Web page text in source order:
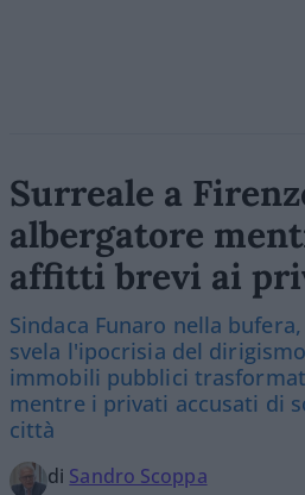
Surreale a
albergatore
affitti brevi ai
Sindaca Funaro nella
svela l'ipocrisia del
immobili pubblici
mentre i privati accusati di
città
di Sandro Scoppa